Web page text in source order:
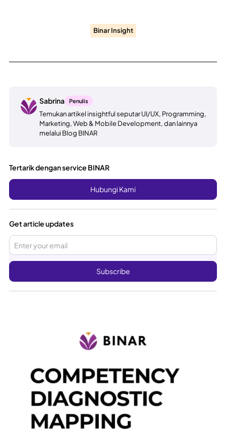
Binar Insight
Sabrina Penulis
Temukan artikel insightful seputar UI/UX, Programming,
Marketing, Web & Mobile Development, dan lainnya
melalui Blog BINAR
Tertarik dengan service BINAR
Hubungi Kami
Get article updates